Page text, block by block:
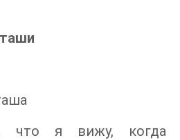
что я вижу, когда